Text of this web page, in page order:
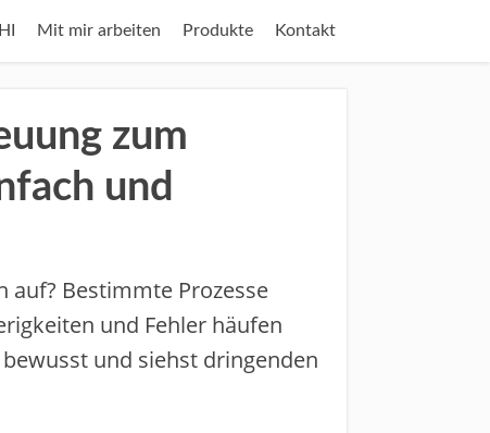
Mit mir arbeiten Produkte Kontakt
zum
und
auf? Bestimmte Prozesse
und Fehler häufen
und siehst dringenden